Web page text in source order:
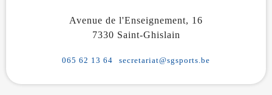
Avenue de l'Enseignement, 16
7330 Saint-Ghislain
065 62 13 64 secretariat@sgsports.be